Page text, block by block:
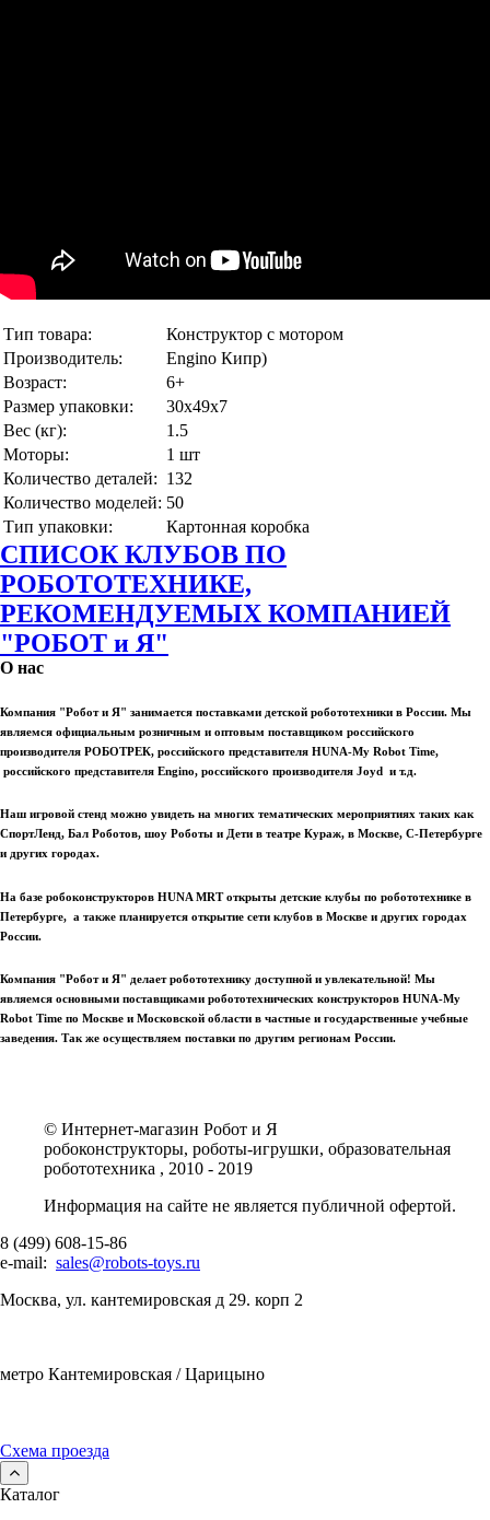
Тип товара:
Конструктор с мотором
Производитель:
Engino Кипр)
Возраст:
6+
Размер упаковки:
30х49х7
Вес (кг):
1.5
Моторы:
1 шт
Количество деталей: 132
Количество моделей: 50
Тип упаковки:
Картонная коробка
СПИСОК КЛУБОВ ПО
РОБОТОТЕХНИКЕ,
РЕКОМЕНДУЕМЫХ КОМПАНИЕЙ
"РОБОТ и Я"
О нас
Компания "Робот и Я" занимается поставками детской робототехники в России. Мы
являемся официальным розничным и оптовым поставщиком российского
производителя РОБОТРЕК, российского представителя HUNA-My Robot Time,
российского представителя Engino, российского производителя Joyd и т.д.
Наш игровой стенд можно увидеть на многих тематических мероприятиях таких как
СпортЛенд, Бал Роботов, шоу Роботы и Дети в театре Кураж, в Москве, С-Петербурге
и других городах.
На базе робоконструкторов HUNA MRT открыты детские клубы по робототехнике в
Петербурге, а также планируется открытие сети клубов в Москве и других городах
России.
Компания "Робот и Я" делает робототехнику доступной и увлекательной! Мы
являемся основными поставщиками робототехнических конструкторов HUNA-My
Robot Time по Москве и Московской области в частные и государственные учебные
заведения. Так же осуществляем поставки по другим регионам России.
© Интернет-магазин Робот и Я
робоконструкторы, роботы-игрушки, образовательная
робототехника , 2010 - 2019
Информация на сайте не является публичной офертой.
8 (499) 608-15-86
e-mail: sales@robots-toys.ru
Москва, ул. кантемировская д 29. корп 2
метро Кантемировская / Царицыно
Схема проезда
Каталог